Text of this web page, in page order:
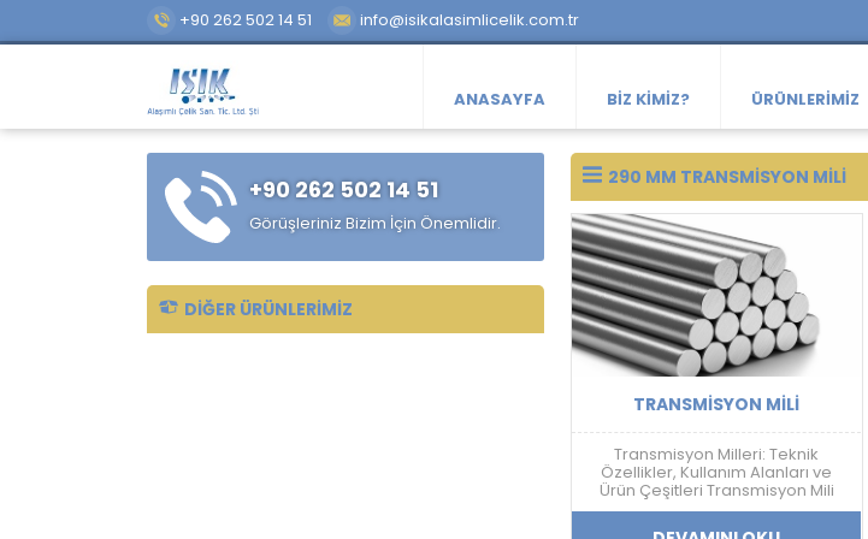
+90 262 502 14 51 info@isikalasimlicelik.com.tr
ANASAYFA BIZ KIMIZ? ÜRÜNLERIMIZ
290 MM TRANSMISYON MILI
TRANSMISYON MILI
Transmisyon Milleri: Teknik
Özellikler, Kullanım Alanları ve
Ürün Çeşitleri Transmisyon Mili
Nedir? Transmisyon mili; mekanik
güç aktarımı, doğrusal hareket
+90 262 502 14 51
Görüşleriniz Bizim İçin Önemlidir.
DIĞER ÜRÜNLERIMIZ